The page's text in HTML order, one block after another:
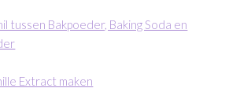
tussen Bakpoeder, Baking Soda en
Extract maken